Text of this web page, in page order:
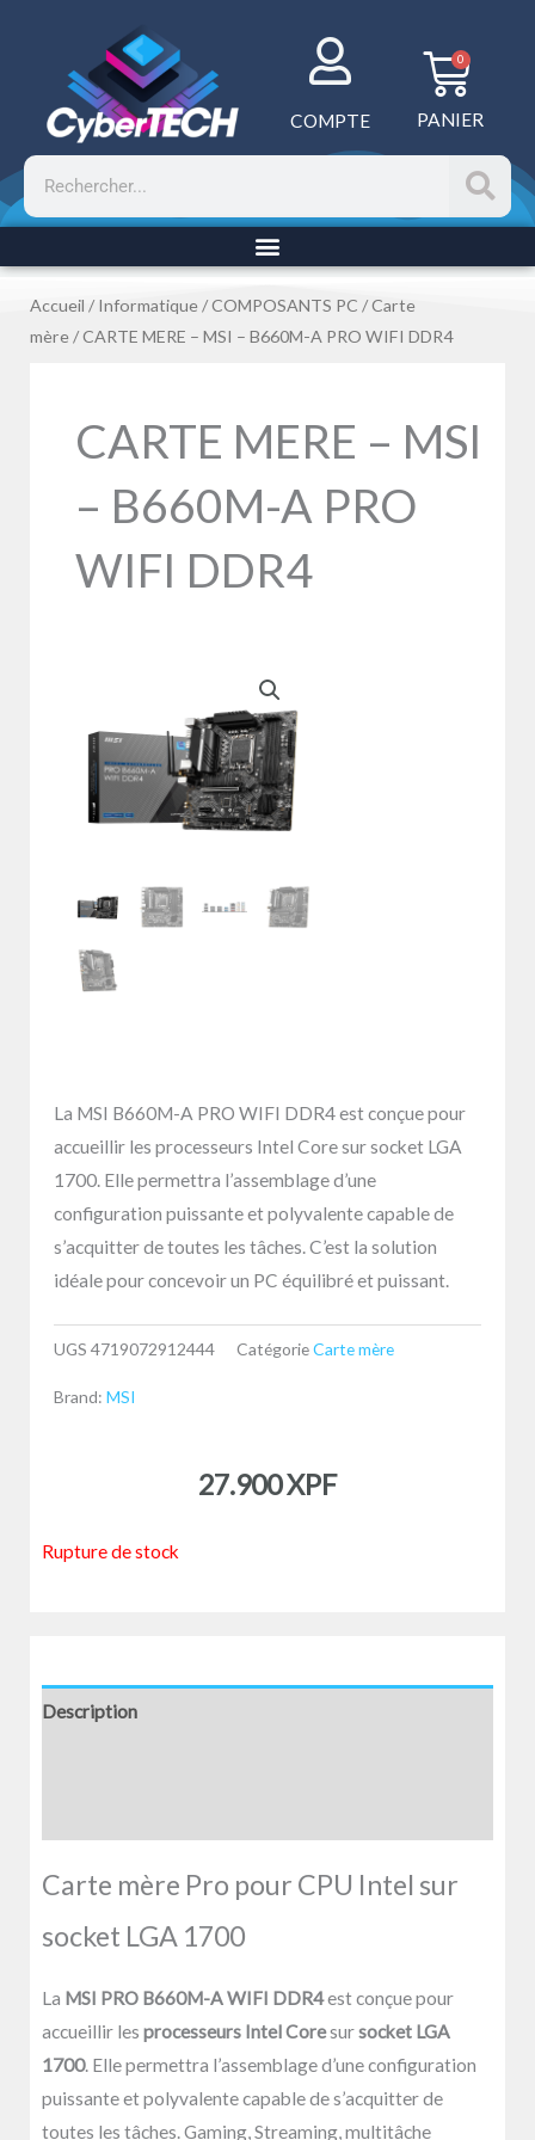
COMPTE
0
PANIER
Rechercher
Accueil /Informatique /COMPOSANTS PC /Carte
mère / CARTE MERE – MSI – B660M-A PRO WIFI DDR4
CARTE MERE – MSI
– B660M-A PRO
WIFI DDR4
La MSI B660M-A PRO WIFI DDR4 est conçue pour
accueillir les processeurs Intel Core sur socket LGA
1700. Elle permettra l’assemblage d’une
configuration puissante et polyvalente capable de
s’acquitter de toutes les tâches. C’est la solution
idéale pour concevoir un PC équilibré et puissant.
UGS 4719072912444 CatégorieCarte mère
Brand: MSI
27.900XPF
Rupture de stock
Description
Carte mère Pro pour CPU Intel sur
socket LGA 1700
La MSI PRO B660M-A WIFI DDR4est conçue pour
accueillir les processeurs Intel Coresursocket LGA
1700. Elle permettra l’assemblage d’une configuration
puissante et polyvalente capable de s’acquitter de
toutes les tâches. Gaming, Streaming, multitâche